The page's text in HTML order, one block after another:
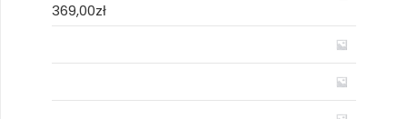
369,00zł